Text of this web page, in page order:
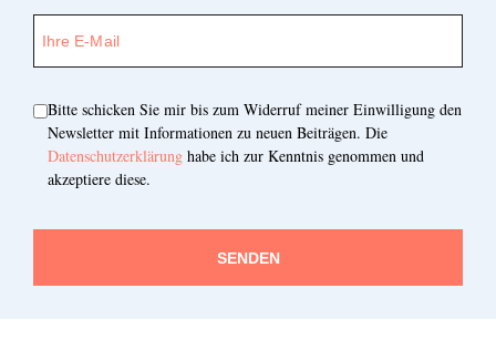
Bitte schicken Sie mir bis zum Widerruf meiner Einwilligung den
Newsletter mit Informationen zu neuen Beiträgen. Die
Datenschutzerklärung habe ich zur Kenntnis genommen und
akzeptiere diese.
SENDEN